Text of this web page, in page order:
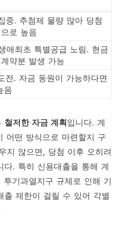
중. 추첨제 물량 많아 당첨
로 높음
애최초 특별공급 노림. 현금
약분 발생 가능
전. 자금 동원이 가능하다면
음
철저한 자금 계획 입니다. 계
어떤 방식으로 마련할지 구
지 않으면, 당첨 이후 오히려
다. 특히 신용대출을 통해 계
기과열지구 규제로 인해 기
출 제한이 걸릴 수 있어 각별